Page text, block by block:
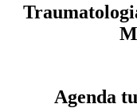
Agenda